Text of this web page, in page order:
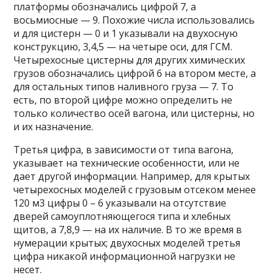
платформы обозначались цифрой 7, а
восьмиосные — 9. Похожие числа использовались
и для цистерн — 0 и 1 указывали на двухосную
конструкцию, 3,4,5 — на четыре оси, для ГСМ.
Четырехосные цистерны для других химических
грузов обозначались цифрой 6 на втором месте, а
для остальных типов наливного груза — 7. То
есть, по второй цифре можно определить не
только количество осей вагона, или цистерны, но
и их назначение.
Третья цифра, в зависимости от типа вагона,
указывает на технические особенности, или не
дает другой информации. Например, для крытых
четырехосных моделей с грузовым отсеком менее
120 м3 цифры 0 – 6 указывали на отсутствие
дверей самоуплотняющегося типа и хлебных
щитов, а 7,8,9 — на их наличие. В то же время в
нумерации крытых; двухосных моделей третья
цифра никакой информационной нагрузки не
несет.